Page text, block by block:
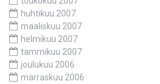
huhtikuu 2007
maaliskuu 2007
helmikuu 2007
tammikuu 2007
joulukuu 2006
marraskuu 2006